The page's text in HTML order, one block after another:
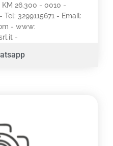
KM 26.300 - 0010 -
3299115671 - Email:
- www:
-